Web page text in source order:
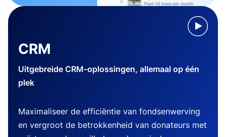
CRM
Uitgebreide CRM-oplossingen, allemaal op één
plek
Maximaliseer de efficiëntie van fondsenwerving
en vergroot de betrokkenheid van donateurs met